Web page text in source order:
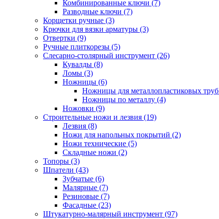
Комбинированные ключи (7)
Разводные ключи (7)
Корщетки ручные (3)
Крючки для вязки арматуры (3)
Отвертки (9)
Ручные плиткорезы (5)
Слесарно-столярный инструмент (26)
Кувалды (8)
Ломы (3)
Ножницы (6)
Ножницы для металлопластиковых
Ножницы по металлу (4)
Ножовки (9)
Строительные ножи и лезвия (19)
Лезвия (8)
Ножи для напольных покрытий (2)
Ножи технические (5)
Складные ножи (2)
Топоры (3)
Шпатели (43)
Зубчатые (6)
Малярные (7)
Резиновые (7)
Фасадные (23)
Штукатурно-малярный инструмент (97)